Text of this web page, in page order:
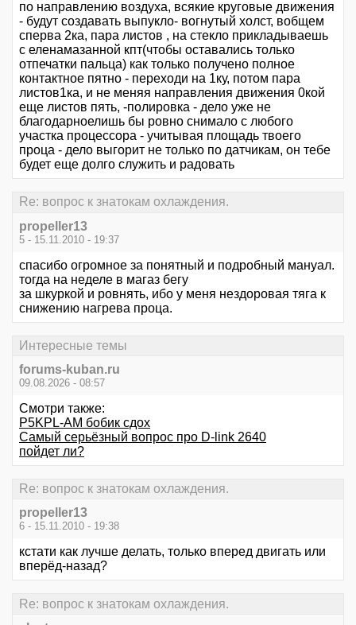
по направлению воздуха, всякие круговые движения
- будут создавать выпукло- вогнутый холст, вобщем
сперва 2ка, пара листов , на стекло прикладываешь
с еленамазанной кпт(чтобы оставались только
отпечатки пальца) как только получено полное
контактное пятно - переходи на 1ку, потом пара
листов1ка, и не меняя направления движения 0кой
еще листов пять, -полировка - дело уже не
благодарноелишь бы ровно снимало с любого
участка процессора - учитывая площадь твоего
проца - дело выгорит не только по датчикам, он тебе
будет еще долго служить и радовать
Re: вопрос к знатокам охлаждения.
propeller13
5 - 15.11.2010 - 19:37
спасибо огромное за понятный и подробный мануал.
тогда на неделе в магаз бегу
за шкуркой и ровнять, ибо у меня нездоровая тяга к
снижению нагрева проца.
Интересные темы
forums-kuban.ru
09.08.2026 - 08:57
Смотри также:
P5KPL-AM бобик сдох
Самый серьёзный вопрос про D-link 2640
пойдет ли?
Re: вопрос к знатокам охлаждения.
propeller13
6 - 15.11.2010 - 19:38
кстати как лучше делать, только вперед двигать или
вперёд-назад?
Re: вопрос к знатокам охлаждения.